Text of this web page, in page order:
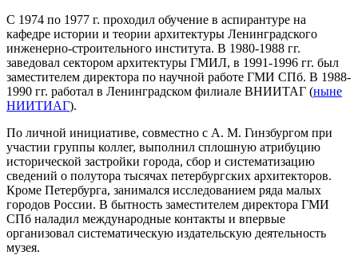
С 1974 по 1977 г. проходил обучение в аспирантуре на
кафедре истории и теории архитектуры Ленинградского
инженерно-строительного института. В 1980-1988 гг.
заведовал сектором архитектуры ГМИЛ, в 1991-1996 гг. был
заместителем директора по научной работе ГМИ СПб. В 1988-
1990 гг. работал в Ленинградском филиале ВНИИТАГ (ныне
НИИТИАГ).
По личной инициативе, совместно с А. М. Гинзбургом при
участии группы коллег, выполнил сплошную атрибуцию
исторической застройки города, сбор и систематизацию
сведений о полутора тысячах петербургских архитекторов.
Кроме Петербурга, занимался исследованием ряда малых
городов России. В бытность заместителем директора ГМИ
СПб наладил международные контакты и впервые
организовал систематическую издательскую деятельность
музея.